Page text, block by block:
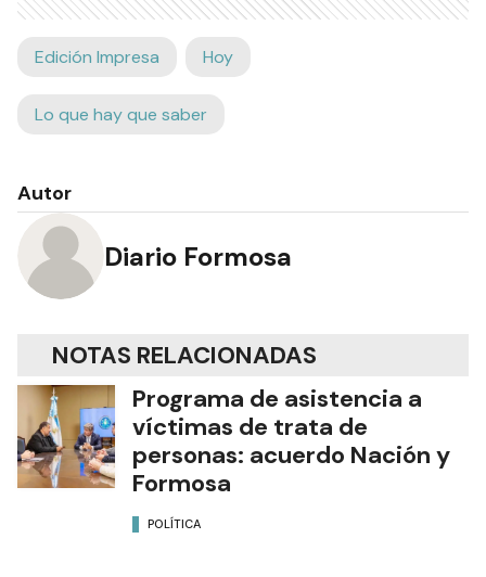
Edición Impresa Hoy
Lo que hay que saber
Autor
Diario Formosa
NOTAS RELACIONADAS
Programa de asistencia a
víctimas de trata de
personas: acuerdo Nación y
Formosa
POLÍTICA